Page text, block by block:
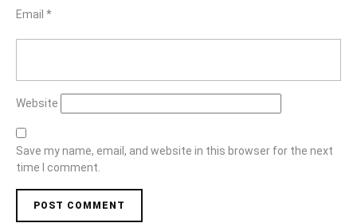
Email *
Website
Save my name, email, and website in this browser for the next
time I comment.